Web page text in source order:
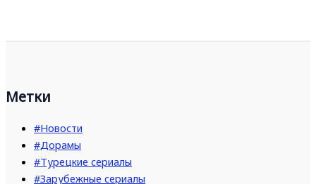
Метки
#Новости
#Дорамы
#Турецкие сериалы
#Зарубежные сериалы